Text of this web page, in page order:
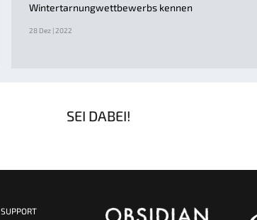
Wintertarnungwettbewerbs kennen
28 Dez | 2022
SEI DABEI!
SUPPORT